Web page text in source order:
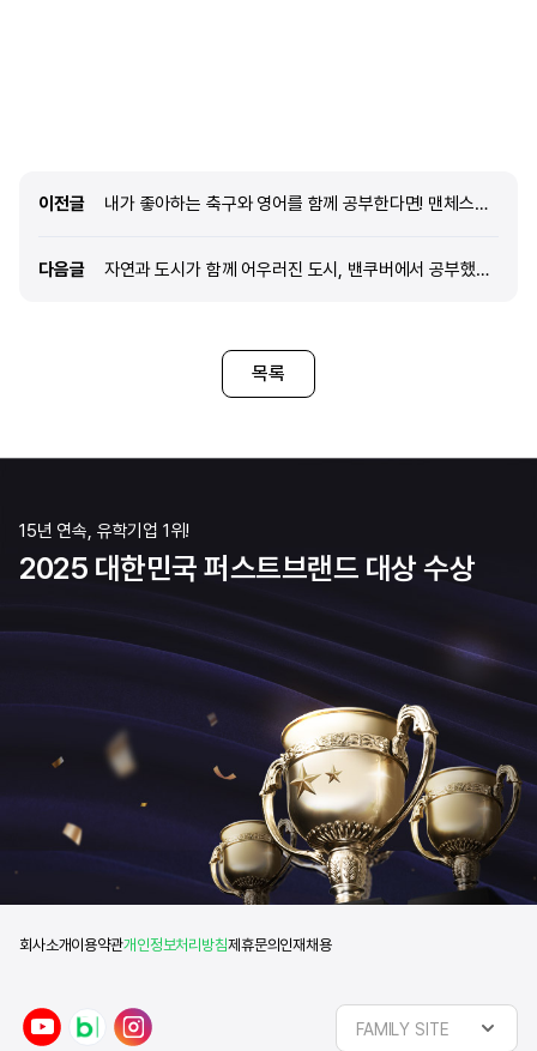
보카반을 듣다가 이후 그래머반으로 옮겼습니다.
구조를 먼저 탄탄하게 다지고, 상
받게 되었습니다. Q. 런던
이전글 이전글
내가 좋아하는 축구와 영어를 함께 공부한다면! 맨체스터 어학연수 생각만해도 즐거울 것 같아요.
다음글 다음글
자연과 도시가 함께 어우러진 도시, 밴쿠버에서 공부했어요!
목록
15년 연속, 유학기업 1위!
2025 대한민국 퍼스트브랜드 대상 수상
회사소개이용약관개인정보처리방침제휴문의 인재채용
n
a
FAMILY SITE